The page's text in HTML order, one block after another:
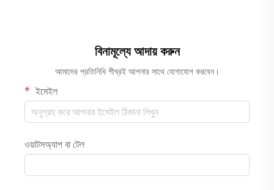
বিনামূল্যে আদায় করুন
আমাদের প্রতিনিধি শীঘ্রই আপনার সাথে যোগাযোগ করবেন।
ইমেইল
ওয়াটসঅ্যাপ বা টেল